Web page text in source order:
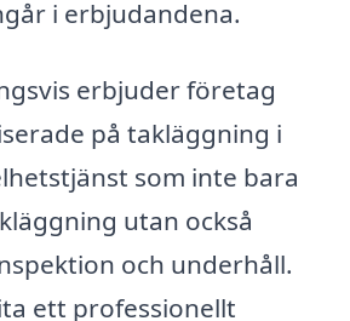
i erbjudandena.
erbjuder företag
på takläggning i
som inte bara
utan också
och underhåll.
ett professionellt